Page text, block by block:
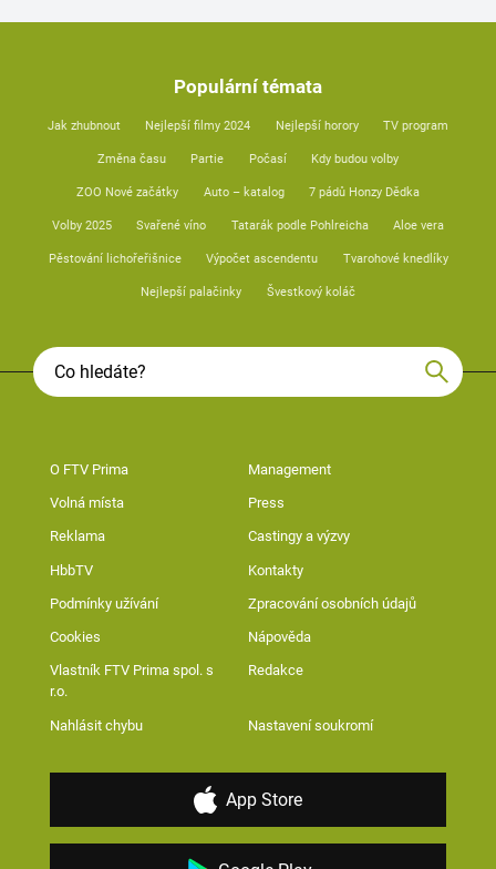
Populární témata
Jak zhubnout Nejlepší filmy 2024 Nejlepší horory TV program
Změna času Partie Počasí Kdy budou volby
ZOO Nové začátky Auto – katalog 7 pádů Honzy Dědka
Volby 2025 Svařené víno Tatarák podle Pohlreicha Aloe vera
Pěstování lichořeřišnice Výpočet ascendentu Tvarohové knedlíky
Nejlepší palačinky Švestkový koláč
O FTV Prima Management
Volná místa Press
Reklama Castingy a výzvy
HbbTV Kontakty
Podmínky užívání Zpracování osobních údajů
Cookies Nápověda
Vlastník FTV Prima spol. s
r.o.
Redakce
Nahlásit chybu Nastavení soukromí
App Store